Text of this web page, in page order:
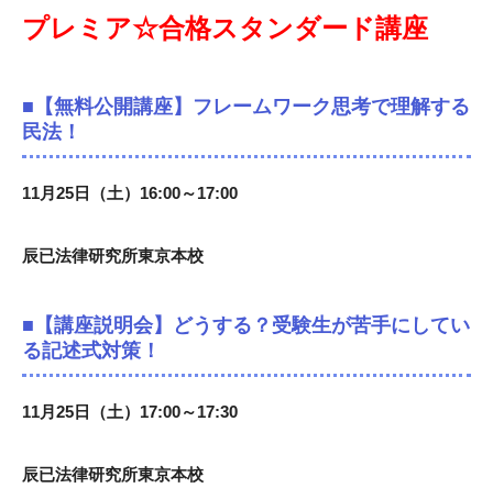
プレミア☆合格スタンダード講座
■【無料公開講座】フレームワーク思考で理解する
民法！
11月25日（土）16:00～17:00
辰已法律研究所東京本校
■【講座説明会】どうする？受験生が苦手にしてい
る記述式対策！
11月25日（土）17:00～17:30
辰已法律研究所東京本校